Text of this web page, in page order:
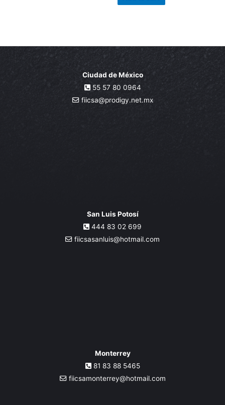
of
Ciudad de México
55 57 80 0964
fiicsa@prodigy.net.mx
San Luis Potosí
444 83 02 699
fiicsasanluis@hotmail.com
Monterrey
81 83 88 5465
fiicsamonterrey@hotmail.com